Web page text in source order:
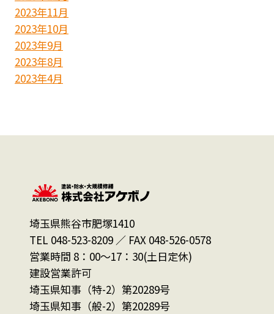
2023年11月
2023年10月
2023年9月
2023年8月
2023年4月
埼玉県熊谷市肥塚1410
TEL 048-523-8209 ／ FAX 048-526-0578
営業時間 8：00～17：30(土日定休)
建設営業許可
埼玉県知事（特-2）第20289号
埼玉県知事（般-2）第20289号